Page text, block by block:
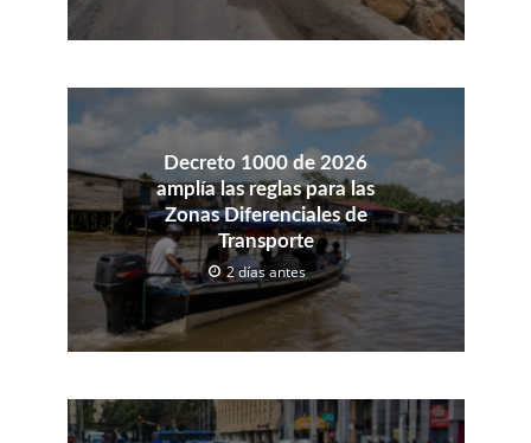
Decreto 1000 de 2026
amplía las reglas para las
Zonas Diferenciales de
Transporte
2 días antes